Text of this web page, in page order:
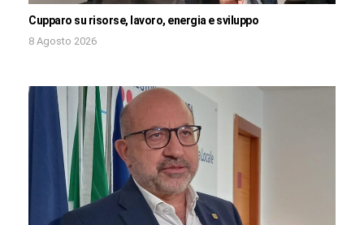
Cupparo su risorse, lavoro, energia e sviluppo
8 Agosto 2026